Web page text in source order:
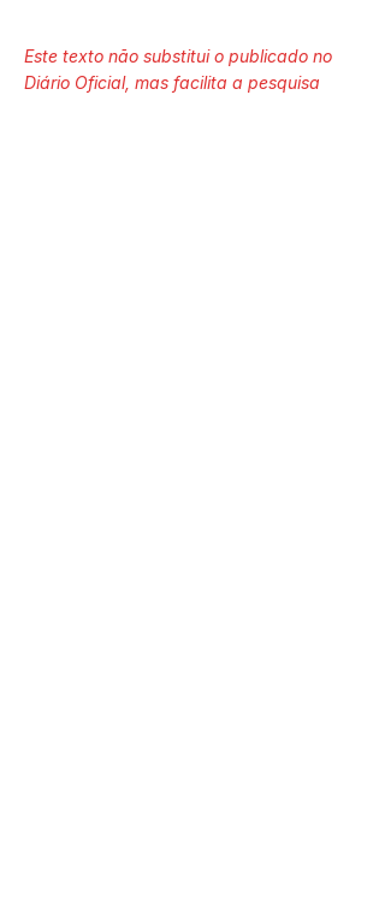
Este texto não substitui o publicado no
Diário Oficial, mas facilita a pesquisa